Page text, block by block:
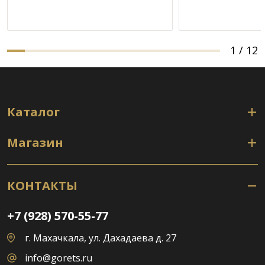
1 / 12
Каталог
Магазин
КОНТАКТЫ
+7 (928) 570-55-77
г. Махачкала, ул. Дахадаева д. 27
info@gorets.ru